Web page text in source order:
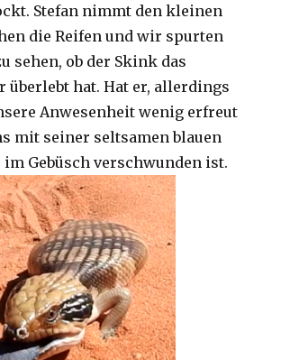
Stefan nimmt den kleinen
die Reifen und wir spurten
sehen, ob der Skink das
überlebt hat. Hat er, allerdings
Anwesenheit wenig erfreut
mit seiner seltsamen blauen
im Gebüsch verschwunden ist.